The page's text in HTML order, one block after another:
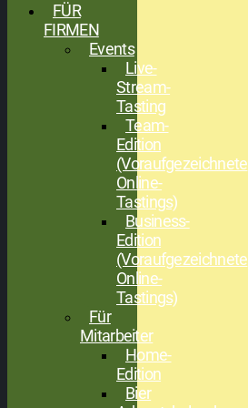
FÜR
FIRMEN
Events
Live-
Stream-
Tasting
Team-
Edition
(Voraufgezeichnete
Online-
Tastings)
Business-
Edition
(Voraufgezeichnete
Online-
Tastings)
Für
Mitarbeiter
Home-
Edition
Bier